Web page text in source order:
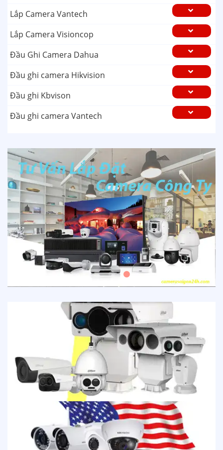
Lắp Camera Vantech
Lắp Camera Visioncop
Đầu Ghi Camera Dahua
Đầu ghi camera Hikvision
Đầu ghi Kbvison
Đầu ghi camera Vantech